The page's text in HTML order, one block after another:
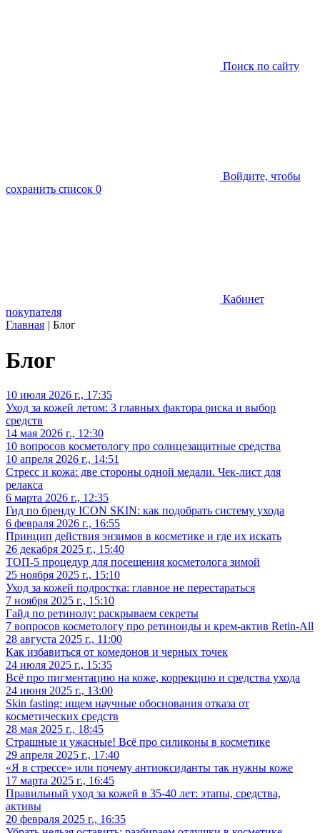
Поиск по сайту
Войдите, чтобы
сохранить список 0
Кабинет
покупателя
Главная | Блог
Блог
10 июля 2026 г., 17:35
Уход за кожей летом: 3 главных фактора риска и выбор
средств
14 мая 2026 г., 12:30
10 вопросов косметологу про солнцезащитные средства
10 апреля 2026 г., 14:51
Стресс и кожа: две стороны одной медали. Чек-лист для
релакса
6 марта 2026 г., 12:35
Гид по бренду ICON SKIN: как подобрать систему ухода
6 февраля 2026 г., 16:55
Принцип действия энзимов в косметике и где их искать
26 декабря 2025 г., 15:40
ТОП-5 процедур для посещения косметолога зимой
25 ноября 2025 г., 15:10
Уход за кожей подростка: главное не перестараться
7 ноября 2025 г., 15:10
Гайд по ретинолу: раскрываем секреты
7 вопросов косметологу про ретиноиды и крем-актив Retin-All
28 августа 2025 г., 11:00
Как избавиться от комедонов и черных точек
24 июля 2025 г., 15:35
Всё про пигментацию на коже, коррекцию и средства ухода
24 июня 2025 г., 13:00
Skin fasting: ищем научные обоснования отказа от
косметических средств
28 мая 2025 г., 18:45
Страшные и ужасные! Всё про силиконы в косметике
29 апреля 2025 г., 17:40
«Я в стрессе» или почему антиоксиданты так нужны коже
17 марта 2025 г., 16:45
Правильный уход за кожей в 35-40 лет: этапы, средства,
активы
20 февраля 2025 г., 16:35